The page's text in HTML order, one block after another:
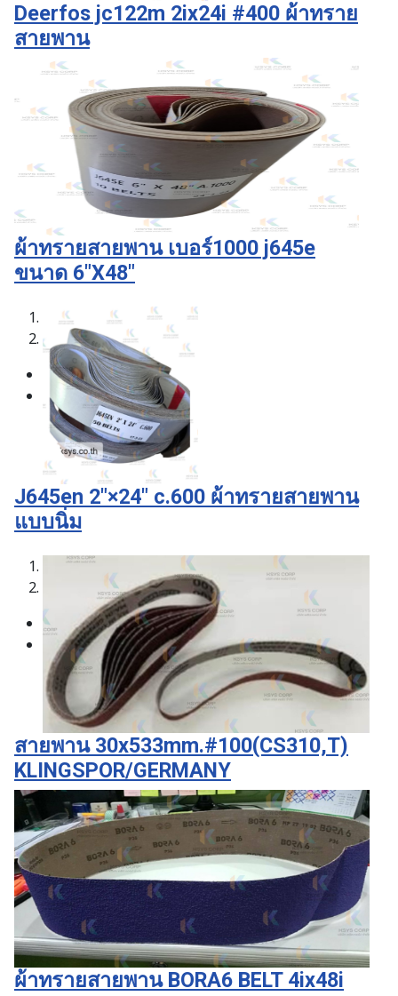
Deerfos jc122m 2ix24i #400 ผ้าทราย
สายพาน
ผ้าทรายสายพาน เบอร์1000 j645e
ขนาด 6"X48"
2
J645en 2"×24" c.600 ผ้าทรายสายพาน
แบบนิ่ม
สายพาน 30x533mm.#100(CS310,T)
KLINGSPOR/GERMANY
ผ้าทรายสายพาน BORA6 BELT 4ix48i